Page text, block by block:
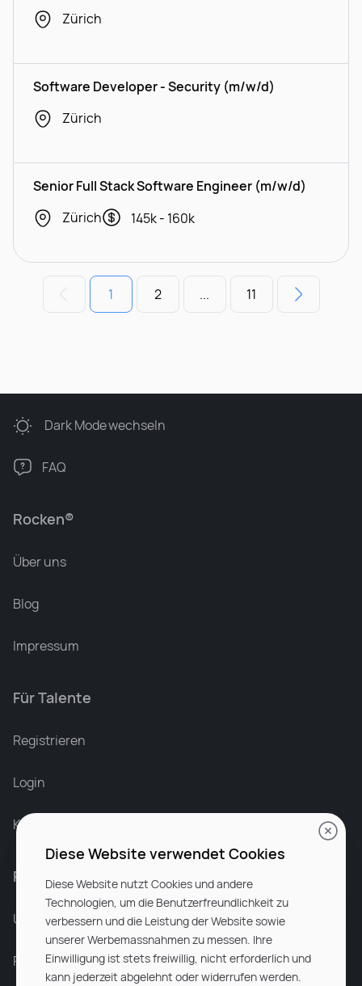
Zürich
Software Developer - Security (m/w/d)
Zürich
Senior Full Stack Software Engineer (m/w/d)
Zürich
145k - 160k
1 2 ... 11
Rocken®
Über uns
Blog
Impressum
Für Talente
Registrieren
Login
Karriere bei Rocken
Für Unternehmen
Unsere Dienstleistungen
Partnerunternehmen
Dark Modewechseln
FAQ
Diese Website verwendet Cookies
Diese Website nutzt Cookies und andere
Technologien, um die Benutzerfreundlichkeit zu
verbessern und die Leistung der Website sowie
unserer Werbemassnahmen zu messen. Ihre
Einwilligung ist stets freiwillig, nicht erforderlich und
kann jederzeit abgelehnt oder widerrufen werden.